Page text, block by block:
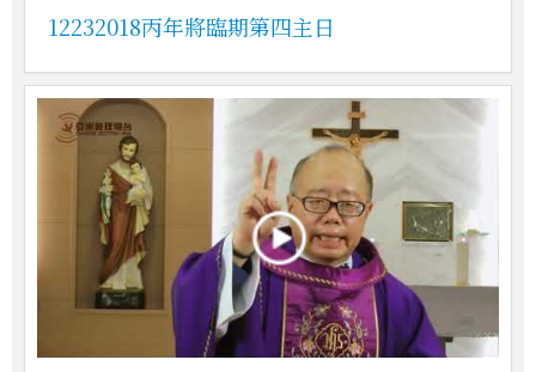
12232018丙年將臨期第四主日